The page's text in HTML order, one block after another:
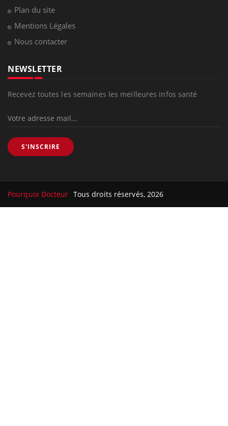
Plan du site
Mentions Légales
Nous contacter
NEWSLETTER
Recevez toutes les semaines les meilleures infos santé
S'INSCRIRE
Pourquoi Docteur Tous droits réservés, 2026